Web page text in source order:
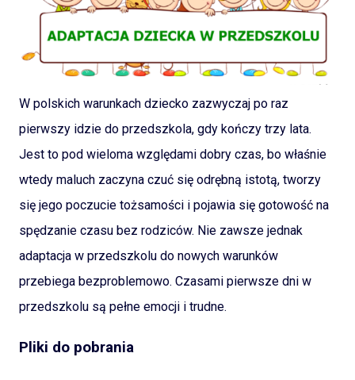
W polskich warunkach dziecko zazwyczaj po raz
pierwszy idzie do przedszkola, gdy kończy trzy lata.
Jest to pod wieloma względami dobry czas, bo właśnie
wtedy maluch zaczyna czuć się odrębną istotą, tworzy
się jego poczucie tożsamości i pojawia się gotowość na
spędzanie czasu bez rodziców. Nie zawsze jednak
adaptacja w przedszkolu do nowych warunków
przebiega bezproblemowo. Czasami pierwsze dni w
przedszkolu są pełne emocji i trudne.
Pliki do pobrania